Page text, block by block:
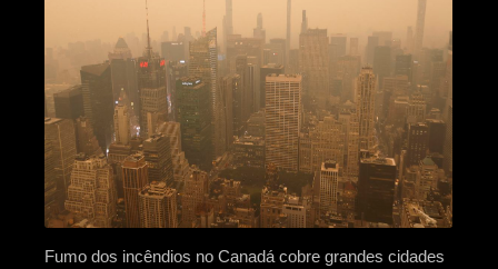
Fumo dos incêndios no Canadá cobre grandes cidades